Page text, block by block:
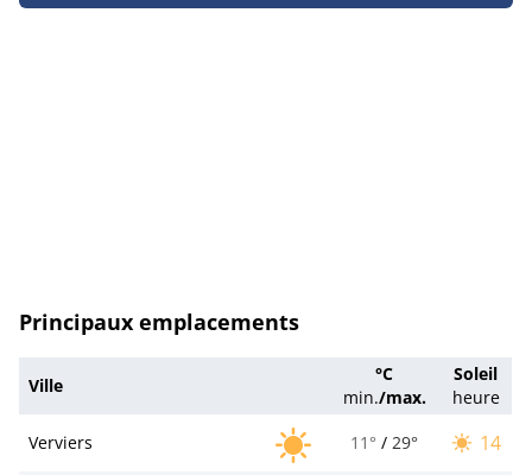
Principaux emplacements
Ville
°C
min./max.
Soleil
heure
Verviers
11° / 29° 14